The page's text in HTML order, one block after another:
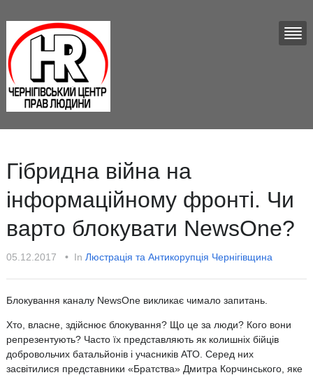
Гібридна війна на
інформаційному фронті. Чи
варто блокувати NewsOne?
05.12.2017 • In Люстрацiя та Антикорупцiя Чернігівщина
Блокування каналу NewsOne викликає чимало запитань.
Хто, власне, здійснює блокування? Що це за люди? Кого вони
репрезентують? Часто їх представляють як колишніх бійців
добровольчих батальйонів і учасників АТО. Серед них
засвітилися представники «Братства» Дмитра Корчинського, яке